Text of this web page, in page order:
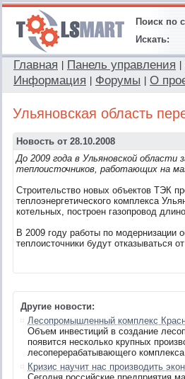
Поиск по
Искать:
Главная Панель управления
Информация Форумы О
Ульяновская область
Новость от 28.10.2008
До 2009 года в Ульяновской
теплоисточников, работающих на
Строительство новых объектов ТЭК
теплоэнергетического комплекса
котельных, построен газопровод
В 2009 году работы по модернизации
теплоисточники будут отказываться
Другие новости:
Лесопромышленный комплекс
Объем инвестиций в создание
появится несколько крупных
лесоперерабатывающего
Кризис научит нас производить